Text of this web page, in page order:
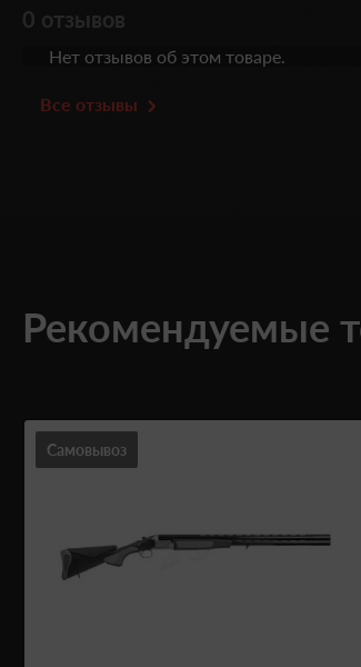
0 отзывов
Нет отзывов об этом товаре.
Все отзывы
Рекомендуемые
Самовывоз